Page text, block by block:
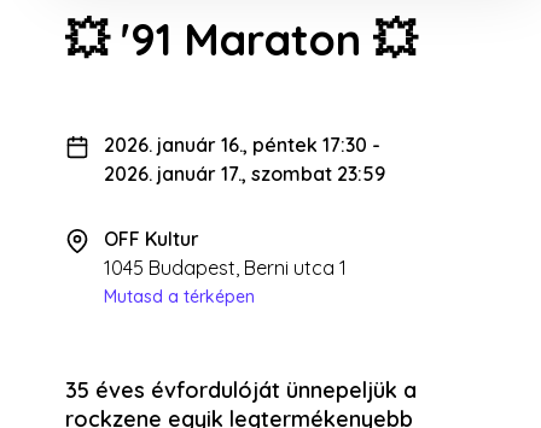
💥 '91 Maraton 💥
2026. január 16., péntek 17:30 -
2026. január 17., szombat 23:59
OFF Kultur
1045 Budapest, Berni utca 1
Mutasd a térképen
35 éves évfordulóját ünnepeljük a
rockzene egyik legtermékenyebb